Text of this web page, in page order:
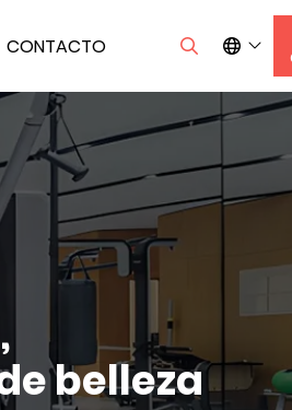
CONTACTO
belleza